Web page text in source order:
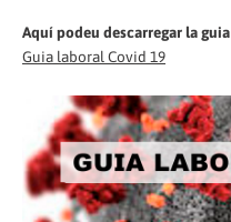
Aquí podeu descarregar la guia
Guia laboral Covid 19